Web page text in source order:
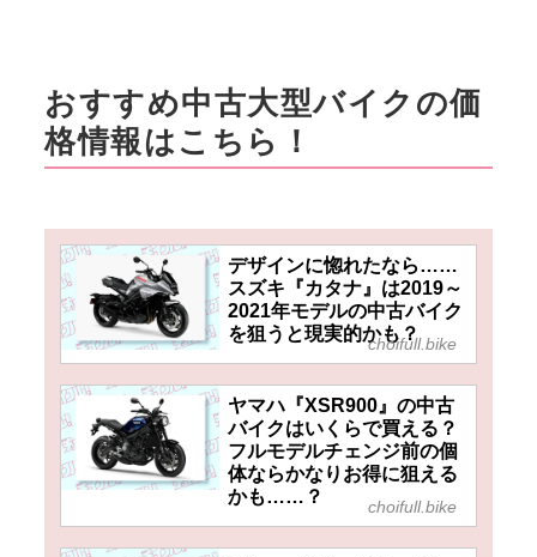
おすすめ中古大型バイクの価
格情報はこちら！
デザインに惚れたなら……
スズキ『カタナ』は2019～
2021年モデルの中古バイク
を狙うと現実的かも？
choifull.bike
ヤマハ『XSR900』の中古
バイクはいくらで買える？
フルモデルチェンジ前の個
体ならかなりお得に狙える
かも……？
choifull.bike